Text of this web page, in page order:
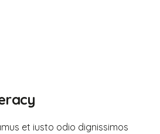
et iusto odio dignissimos